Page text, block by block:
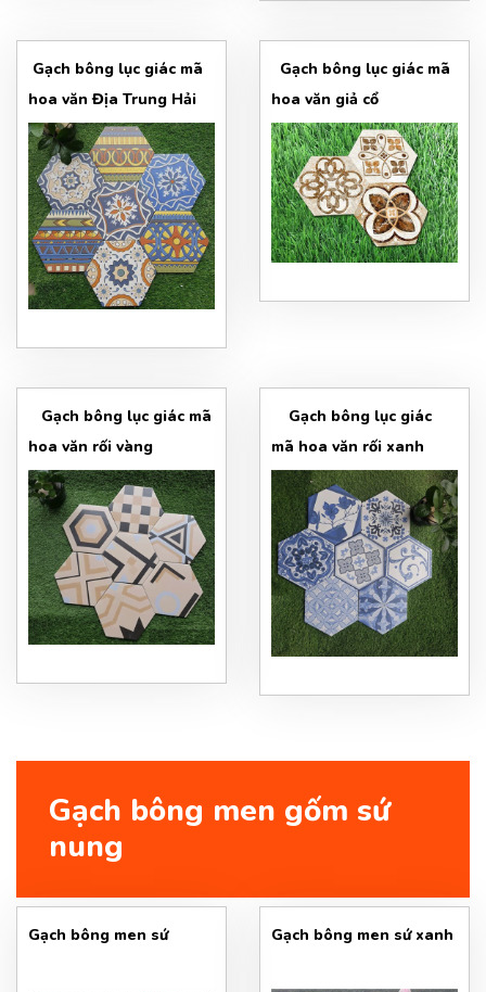
Gạch bông lục giác mã
hoa văn Địa Trung Hải
Gạch bông lục giác mã
hoa văn giả cổ
Gạch bông lục giác mã
hoa văn rối vàng
Gạch bông lục giác
mã hoa văn rối xanh
Gạch bông men gốm sứ
nung
Gạch bông men sứ Gạch bông men sứ xanh